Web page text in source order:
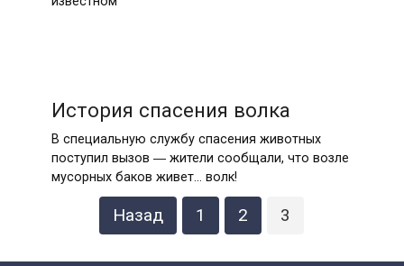
История спасения волка
В специальную службу спасения животных
поступил вызов ― жители сообщали, что возле
мусорных баков живет… волк!
Назад 1 2 3